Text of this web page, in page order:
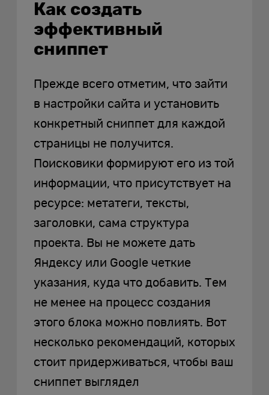
Как создать
эффективный
сниппет
Прежде всего отметим, что зайти
в настройки сайта и установить
конкретный сниппет для каждой
страницы не получится.
Поисковики формируют его из той
информации, что присутствует на
ресурсе: метатеги, тексты,
заголовки, сама структура
проекта. Вы не можете дать
Яндексу или Google четкие
указания, куда что добавить. Тем
не менее на процесс создания
этого блока можно повлиять. Вот
несколько рекомендаций, которых
стоит придерживаться, чтобы ваш
сниппет выглядел